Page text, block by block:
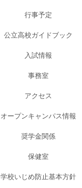
行事予定
公立高校ガイドブック
入試情報
事務室
アクセス
オープンキャンパス情報
奨学金関係
保健室
学校いじめ防止基本方針